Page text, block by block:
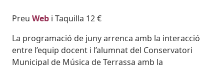
Body
Preu Web i Taquilla 12 €
La programació de juny arrenca amb la interacció
entre l’equip docent i l’alumnat del Conservatori
Municipal de Música de Terrassa amb la